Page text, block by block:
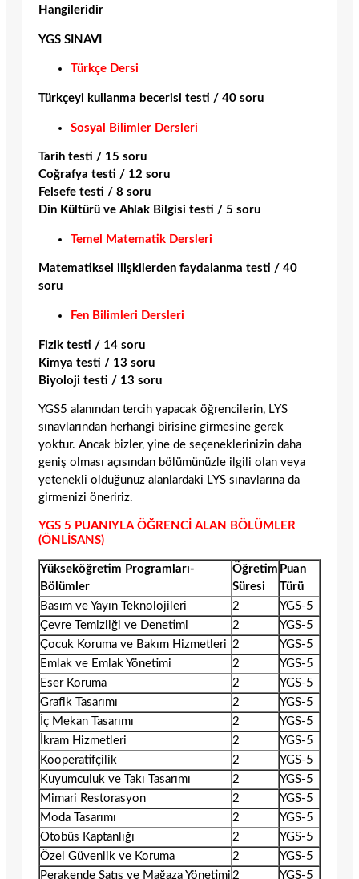
Hangileridir
YGS SINAVI
Türkçe Dersi
Türkçeyi kullanma becerisi testi / 40 soru
Sosyal Bilimler Dersleri
Tarih testi / 15 soru
Coğrafya testi / 12 soru
Felsefe testi / 8 soru
Din Kültürü ve Ahlak Bilgisi testi / 5 soru
Temel Matematik Dersleri
Matematiksel ilişkilerden faydalanma testi / 40
soru
Fen Bilimleri Dersleri
Fizik testi / 14 soru
Kimya testi / 13 soru
Biyoloji testi / 13 soru
YGS5 alanından tercih yapacak öğrencilerin, LYS
sınavlarından herhangi birisine girmesine gerek
yoktur. Ancak bizler, yine de seçeneklerinizin daha
geniş olması açısından bölümünüzle ilgili olan veya
yetenekli olduğunuz alanlardaki LYS sınavlarına da
girmenizi öneririz.
YGS 5 PUANIYLA ÖĞRENCİ ALAN BÖLÜMLER
(ÖNLİSANS)
Yükseköğretim Programları-
Bölümler
Öğretim
Süresi
Puan
Türü
Basım ve Yayın Teknolojileri
2
YGS-5
Çevre Temizliği ve Denetimi
2
YGS-5
Çocuk Koruma ve Bakım Hizmetleri 2
YGS-5
Emlak ve Emlak Yönetimi
2
YGS-5
Eser Koruma
2
YGS-5
Grafik Tasarımı
2
YGS-5
İç Mekan Tasarımı
2
YGS-5
İkram Hizmetleri
2
YGS-5
Kooperatifçilik
2
YGS-5
Kuyumculuk ve Takı Tasarımı
2
YGS-5
Mimari Restorasyon
2
YGS-5
Moda Tasarımı
2
YGS-5
Otobüs Kaptanlığı
2
YGS-5
Özel Güvenlik ve Koruma
2
YGS-5
Perakende Satış ve Mağaza Yönetimi 2 YGS-5